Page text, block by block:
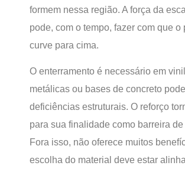
formem nessa região. A força da
pode, com o tempo, fazer com que o
curve para cima.
O enterramento é necessário em
metálicas ou bases de concreto
deficiências estruturais. O reforço
para sua finalidade como barreira
Fora isso, não oferece muitos
escolha do material deve estar